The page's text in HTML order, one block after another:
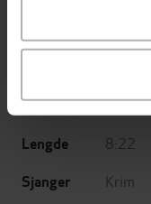
Utgitt
Lengde 8:22
Sjanger Krim